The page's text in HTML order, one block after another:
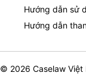
Hướng dẫn sử
Hướng dẫn
© 2026 Caselaw Việt